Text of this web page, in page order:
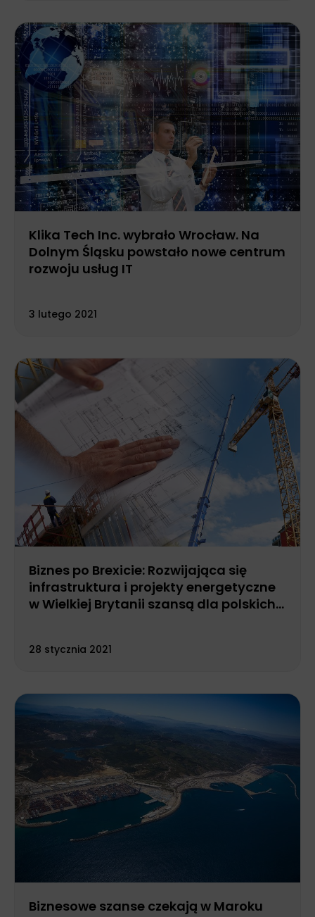
Klika Tech Inc. wybrało Wrocław. Na
Dolnym Śląsku powstało nowe centrum
rozwoju usług IT
3 lutego 2021
Biznes po Brexicie: Rozwijająca się
infrastruktura i projekty energetyczne
w Wielkiej Brytanii szansą dla polskich
28 stycznia 2021
Biznesowe szanse czekają w Maroku